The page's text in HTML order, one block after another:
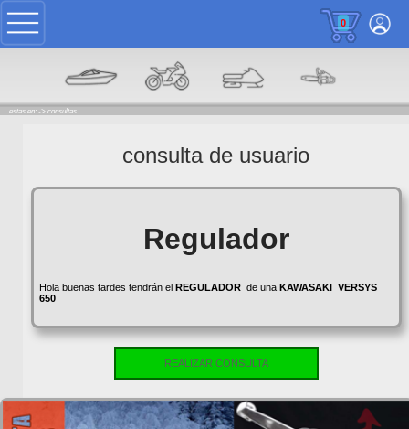
0
estas en: -> consultas
consulta de usuario
Regulador
Hola buenas tardes tendrán el REGULADORde una KAWASAKI VERSYS
650
REALIZAR CONSULTA